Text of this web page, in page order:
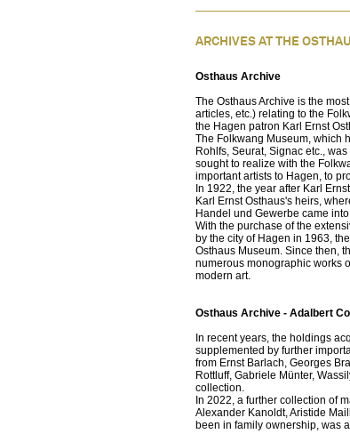
ARCHIVES AT THE
Osthaus Archive
The Osthaus Archive is the
articles, etc.) relating to the
the Hagen patron Karl Ernst
The Folkwang Museum, which
Rohlfs, Seurat, Signac etc.,
sought to realize with the
important artists to Hagen, to
In 1922, the year after Karl
Karl Ernst Osthaus's heirs,
Handel und Gewerbe came
With the purchase of the
by the city of Hagen in 1963,
Osthaus Museum. Since then,
numerous monographic works
modern art.
Osthaus Archive - Adalbert
In recent years, the holdings
supplemented by further
from Ernst Barlach, Georges
Rottluff, Gabriele Münter,
collection.
In 2022, a further collection of
Alexander Kanoldt, Aristide
been in family ownership, was